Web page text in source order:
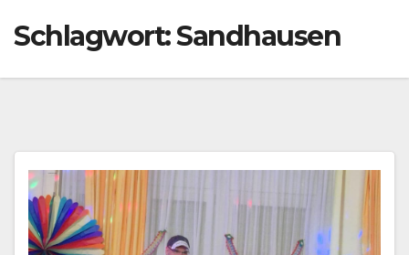
Schlagwort:Sandhausen